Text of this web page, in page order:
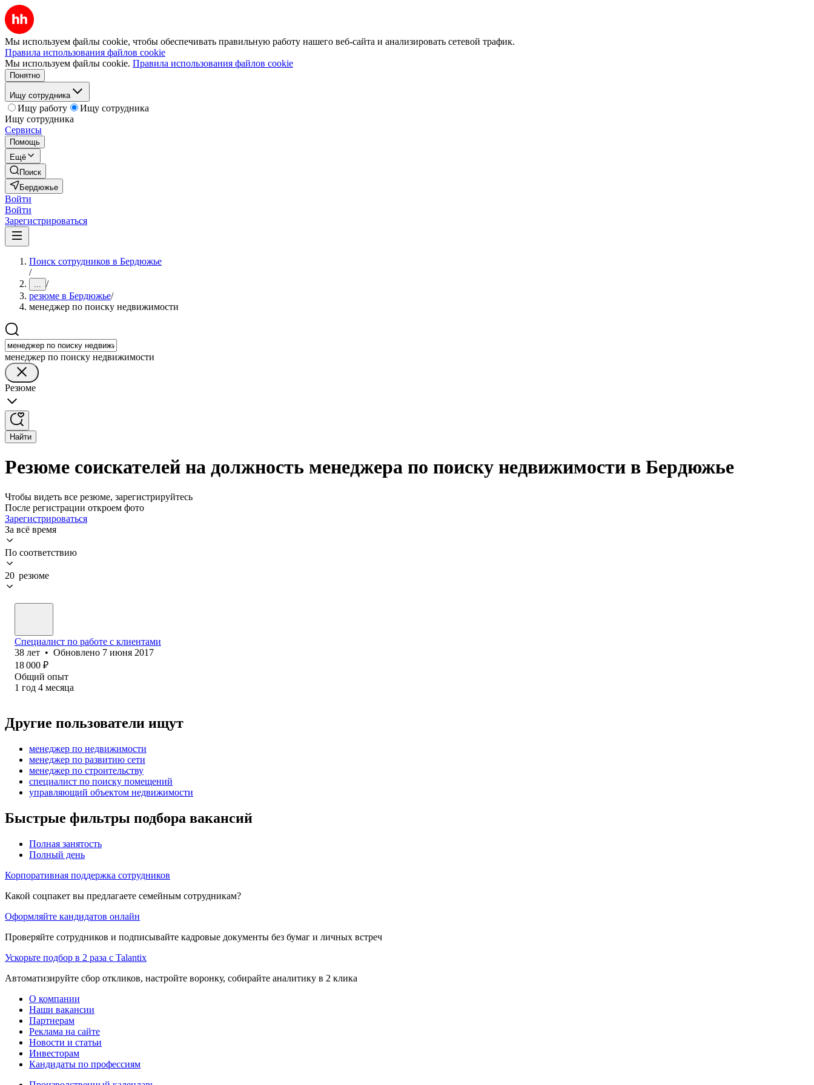
Мы используем файлы cookie, чтобы обеспечивать правильную работу нашего веб-сайта и анализировать сетевой трафик.
Правила использования файлов cookie
Мы используем файлы cookie. Правила использования файлов cookie
Понятно
Ищу сотрудника
Ищу работу
Ищу сотрудника
Ищу сотрудника
Сервисы
Помощь
Ещё
Поиск
Бердюжье
Войти
Войти
Зарегистрироваться
Поиск сотрудников в Бердюжье
/
... /
резюме в Бердюжье/
менеджер по поиску недвижимости
менеджер по поиску недвижимости
Резюме
Найти
Резюме соискателей на должность менеджера по поиску недвижимости в Бердюжье
Чтобы видеть все резюме, зарегистрируйтесь
После регистрации откроем фото
Зарегистрироваться
За всё время
По соответствию
20 резюме
Специалист по работе с клиентами
38 лет • Обновлено 7 июня 2017
18 000 ₽
Общий опыт
1 год 4 месяца
Другие пользователи ищут
менеджер по недвижимости
менеджер по развитию сети
менеджер по строительству
специалист по поиску помещений
управляющий объектом недвижимости
Быстрые фильтры подбора вакансий
Полная занятость
Полный день
Корпоративная поддержка сотрудников
Какой соцпакет вы предлагаете семейным сотрудникам?
Оформляйте кандидатов онлайн
Проверяйте сотрудников и подписывайте кадровые документы без бумаг и личных встреч
Ускорьте подбор в 2 раза с Talantix
Автоматизируйте сбор откликов, настройте воронку, собирайте аналитику в 2 клика
О компании
Наши вакансии
Партнерам
Реклама на сайте
Новости и статьи
Инвесторам
Кандидаты по профессиям